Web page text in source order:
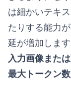
は細かいテキ
たりする能力
延が増加します
入力画像また
最大トークン数